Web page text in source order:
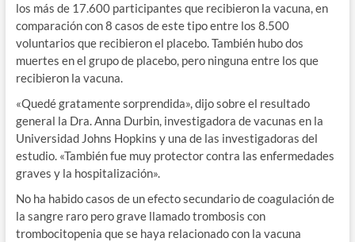
los más de 17.600 participantes que recibieron la vacuna, en
comparación con 8 casos de este tipo entre los 8.500
voluntarios que recibieron el placebo. También hubo dos
muertes en el grupo de placebo, pero ninguna entre los que
recibieron la vacuna.
«Quedé gratamente sorprendida», dijo sobre el resultado
general la Dra. Anna Durbin, investigadora de vacunas en la
Universidad Johns Hopkins y una de las investigadoras del
estudio. «También fue muy protector contra las enfermedades
graves y la hospitalización».
No ha habido casos de un efecto secundario de coagulación de
la sangre raro pero grave llamado trombosis con
trombocitopenia que se haya relacionado con la vacuna